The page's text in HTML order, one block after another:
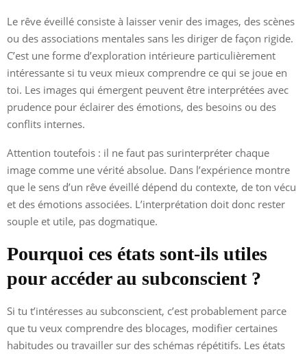
Le rêve éveillé consiste à laisser venir des images, des scènes
ou des associations mentales sans les diriger de façon rigide.
C’est une forme d’exploration intérieure particulièrement
intéressante si tu veux mieux comprendre ce qui se joue en
toi. Les images qui émergent peuvent être interprétées avec
prudence pour éclairer des émotions, des besoins ou des
conflits internes.
Attention toutefois : il ne faut pas surinterpréter chaque
image comme une vérité absolue. Dans l’expérience montre
que le sens d’un rêve éveillé dépend du contexte, de ton vécu
et des émotions associées. L’interprétation doit donc rester
souple et utile, pas dogmatique.
Pourquoi ces états sont-ils utiles
pour accéder au subconscient ?
Si tu t’intéresses au subconscient, c’est probablement parce
que tu veux comprendre des blocages, modifier certaines
habitudes ou travailler sur des schémas répétitifs. Les états